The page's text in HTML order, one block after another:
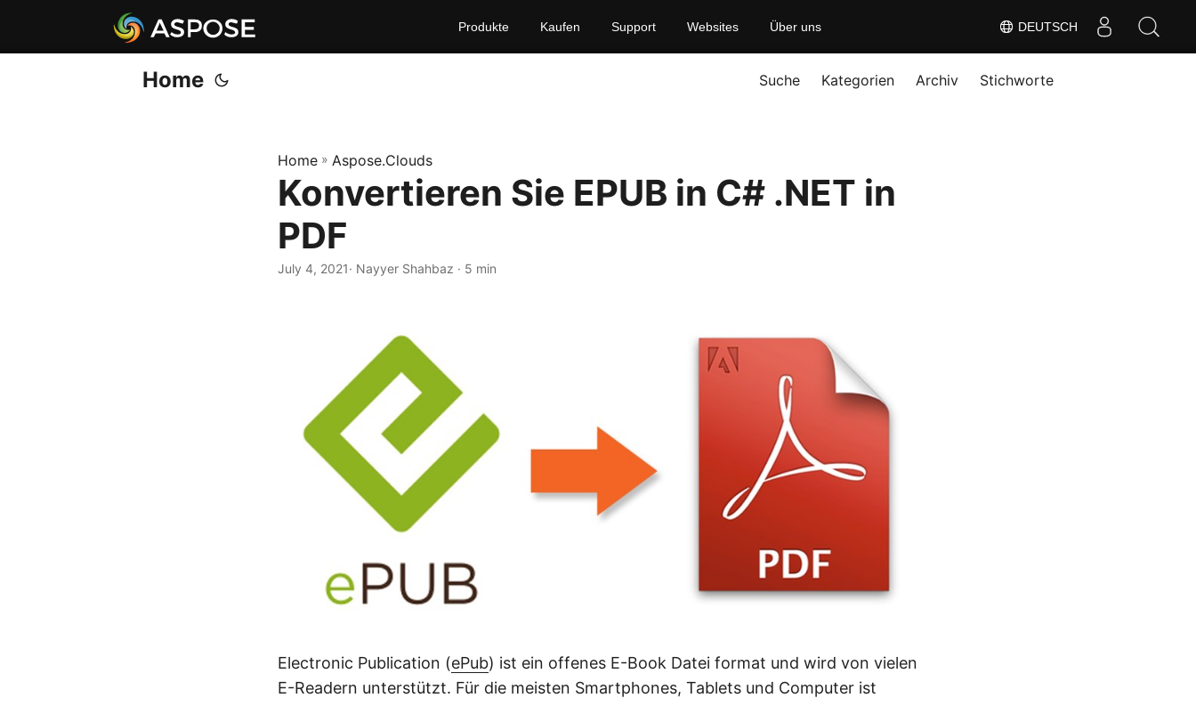
DEUTSCH
Produkte Kaufen Support Websites Über uns
Home Suche Kategorien Archiv Stichworte
Home » Aspose.Clouds
Konvertieren Sie EPUB in C# .NET in
PDF
July 4, 2021· Nayyer Shahbaz · 5 min
Electronic Publication (ePub) ist ein offenes E-Book Datei format und wird von vielen
E-Readern unterstützt. Für die meisten Smartphones, Tablets und Computer ist